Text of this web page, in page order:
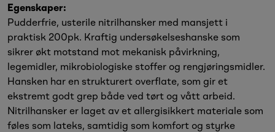
Egenskaper:
Pudderfrie, usterile nitrilhansker med mansjett i
praktisk 200pk. Kraftig undersøkelseshanske som
sikrer økt motstand mot mekanisk påvirkning,
legemidler, mikrobiologiske stoffer og rengjøringsmidler.
Hansken har en strukturert overflate, som gir et
ekstremt godt grep både ved tørt og vått arbeid.
Nitrilhansker er laget av et allergisikkert materiale som
føles som lateks, samtidig som komfort og styrke